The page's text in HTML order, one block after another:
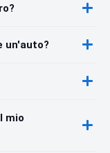
un'auto?
mio